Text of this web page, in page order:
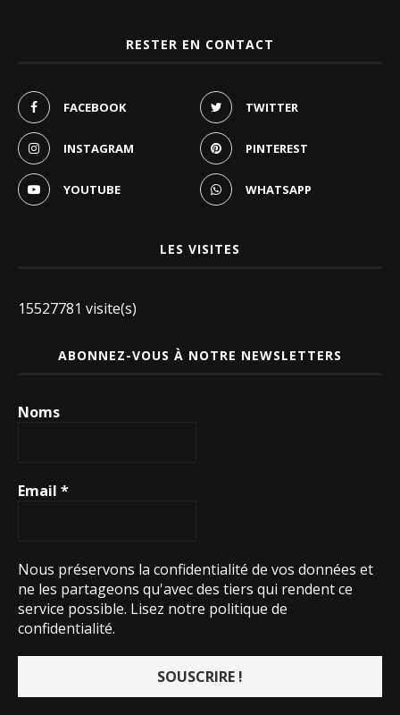
RESTER EN CONTACT
FACEBOOK TWITTER
INSTAGRAM PINTEREST
YOUTUBE WHATSAPP
LES VISITES
15527781 visite(s)
ABONNEZ-VOUS À NOTRE NEWSLETTERS
Noms
Email *
Nous préservons la confidentialité de vos données et
ne les partageons qu'avec des tiers qui rendent ce
service possible. Lisez notre politique de
confidentialité.